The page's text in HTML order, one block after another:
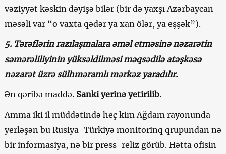
vəziyyət kəskin dəyişə bilər (bir də yaxşı Azərbaycan
məsəli var “o vaxta qədər ya xan ölər, ya eşşək”).
5. Tərəflərin razılaşmalara əməl etməsinə nəzarətin
səmərəliliyinin yüksəldilməsi məqsədilə atəşkəsə
nəzarət üzrə sülhməramlı mərkəz yaradılır.
Ən qəribə maddə. Sanki yerinə yetirilib.
Amma iki il müddətində heç kim Ağdam rayonunda
yerləşən bu Rusiya-Türkiyə monitorinq qrupundan nə
bir informasiya, nə bir press-reliz görüb. Hətta ofisin